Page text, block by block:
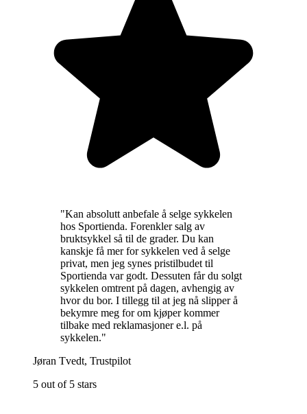
"Kan absolutt anbefale å selge sykkelen
hos Sportienda. Forenkler salg av
bruktsykkel så til de grader. Du kan
kanskje få mer for sykkelen ved å selge
privat, men jeg synes pristilbudet til
Sportienda var godt. Dessuten får du solgt
sykkelen omtrent på dagen, avhengig av
hvor du bor. I tillegg til at jeg nå slipper å
bekymre meg for om kjøper kommer
tilbake med reklamasjoner e.l. på
sykkelen."
Jøran Tvedt, Trustpilot
5 out of 5 stars